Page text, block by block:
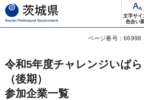
茨城県
文字サイ
色合い
ページ番号：66998
令和5年度チャレンジいば
（後期）
参加企業一覧